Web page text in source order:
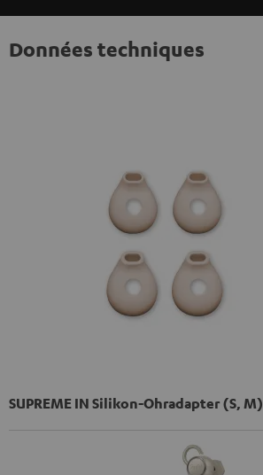
Données techniques
SUPREME IN Silikon-Ohradapter (S, M)